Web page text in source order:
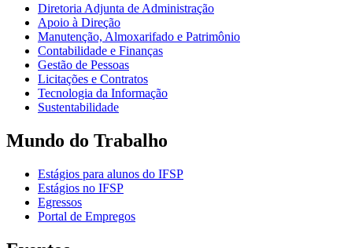
Diretoria Adjunta de Administração
Apoio à Direção
Manutenção, Almoxarifado e Patrimônio
Contabilidade e Finanças
Gestão de Pessoas
Licitações e Contratos
Tecnologia da Informação
Sustentabilidade
Mundo do Trabalho
Estágios para alunos do IFSP
Estágios no IFSP
Egressos
Portal de Empregos